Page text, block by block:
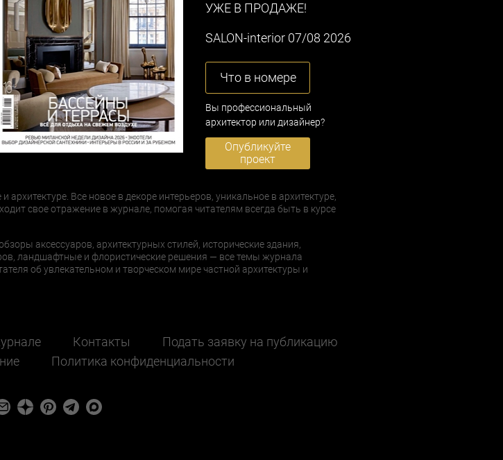
УЖЕ В ПРОДАЖЕ!
SALON-interior 07/08 2026
Что в номере
Вы профессиональный
архитектор или дизайнер?
Опубликуйте
проект
Все новое в декоре интерьеров, уникальное в архитектуре,
свое отражение в журнале, помогая читателям всегда быть в курсе
аксессуаров, архитектурных стилей, исторические здания,
ландшафтные и флористические решения — все темы журнала
об увлекательном и творческом мире частной архитектуры и
Контакты
Подать заявку на публикацию
Политика конфиденциальности